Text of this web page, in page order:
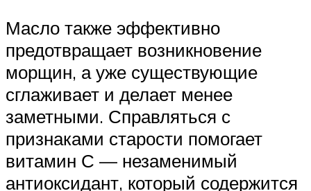
Масло также эффективно
предотвращает возникновение
морщин, а уже существующие
сглаживает и делает менее
заметными. Справляться с
признаками старости помогает
витамин С — незаменимый
антиоксидант, который содержится